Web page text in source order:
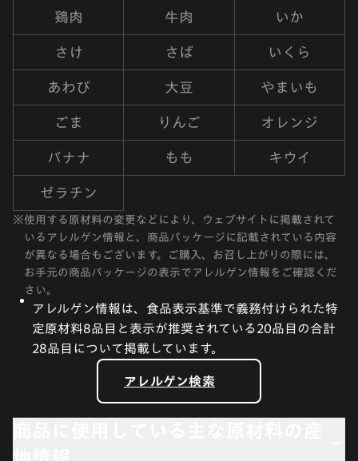
鶏肉 牛肉 いか
さけ さば いくら
あわび 大豆 やまいも
ごま りんご オレンジ
バナナ もも キウイ
ゼラチン
※使用する原材料の変更などにより、ウェブサイトに掲載されて
いるアレルゲン情報と、商品パッケージに記載されている内容
が異なる場合もございます。ご購入、お召し上がりの際には、
お手元の商品パッケージの表示でアレルゲン情報をご確認くだ
さい。
アレルゲン情報は、食品表示基準で義務付けられた特
定原材料8品目と表示が推奨されている20品目の合計
28品目について掲載しています。
アレルゲン検索